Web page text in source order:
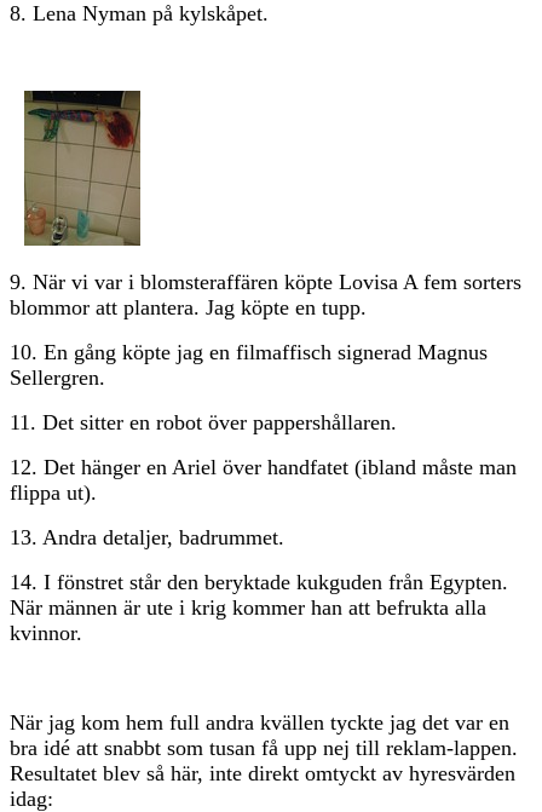
8. Lena Nyman på kylskåpet.
9. När vi var i blomsteraffären köpte Lovisa A fem sorters
blommor att plantera. Jag köpte en tupp.
10. En gång köpte jag en filmaffisch signerad Magnus
Sellergren.
11. Det sitter en robot över pappershållaren.
12. Det hänger en Ariel över handfatet (ibland måste man
flippa ut).
13. Andra detaljer, badrummet.
14. I fönstret står den beryktade kukguden från Egypten.
När männen är ute i krig kommer han att befrukta alla
kvinnor.
När jag kom hem full andra kvällen tyckte jag det var en
bra idé att snabbt som tusan få upp nej till reklam-lappen.
Resultatet blev så här, inte direkt omtyckt av hyresvärden
idag: